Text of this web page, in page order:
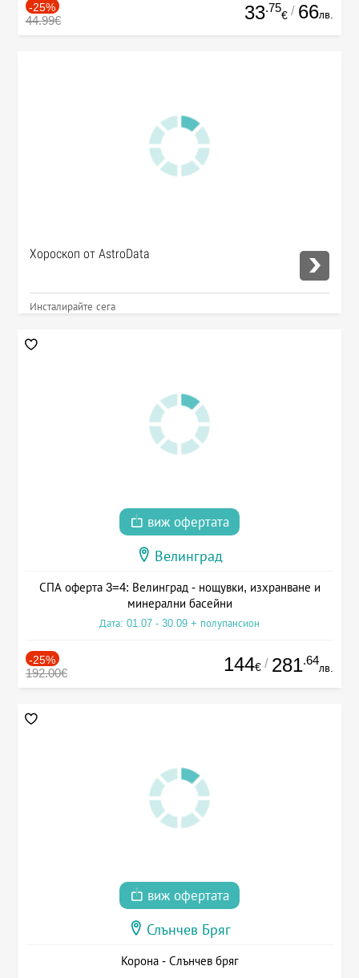
-25%
44.99€ 33.75
€ / 66лв.
Хороскоп от AstroData
Инсталирайте сега
виж офертата
Велинград
СПА оферта 3=4: Велинград - нощувки, изхранване и
минерални басейни
Дата: 01.07 - 30.09 + полупансион
-25%
192.00€ 144€ / 281.64
лв.
виж офертата
Слънчев Бряг
Корона - Слънчев бряг